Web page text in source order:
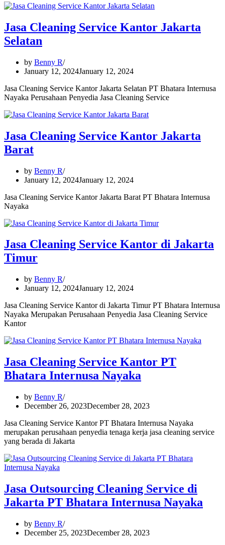
Jasa Cleaning Service Kantor Jakarta
Selatan
by Benny R
January 12, 2024January 12, 2024
Jasa Cleaning Service Kantor Jakarta Selatan PT Bhatara Internusa
Nayaka Perusahaan Penyedia Jasa Cleaning Service
Jasa Cleaning Service Kantor Jakarta
Barat
by Benny R
January 12, 2024January 12, 2024
Jasa Cleaning Service Kantor Jakarta Barat PT Bhatara Internusa
Nayaka
Jasa Cleaning Service Kantor di Jakarta
Timur
by Benny R
January 12, 2024January 12, 2024
Jasa Cleaning Service Kantor di Jakarta Timur PT Bhatara Internusa
Nayaka Merupakan Perusahaan Penyedia Jasa Cleaning Service
Kantor
Jasa Cleaning Service Kantor PT
Bhatara Internusa Nayaka
by Benny R
December 26, 2023December 28, 2023
Jasa Cleaning Service Kantor PT Bhatara Internusa Nayaka
merupakan perusahaan penyedia tenaga kerja jasa cleaning service
yang berada di Jakarta
Jasa Outsourcing Cleaning Service di
Jakarta PT Bhatara Internusa Nayaka
by Benny R
December 25, 2023December 28, 2023